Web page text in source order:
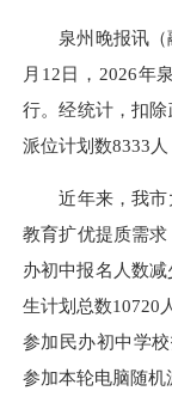
泉州晚报讯（
月12日，2026年
行。经统计，扣
派位计划数8333人
近年来，我市
教育扩优提质需
办初中报名人数
生计划总数10720
参加民办初中学
参加本轮电脑随机